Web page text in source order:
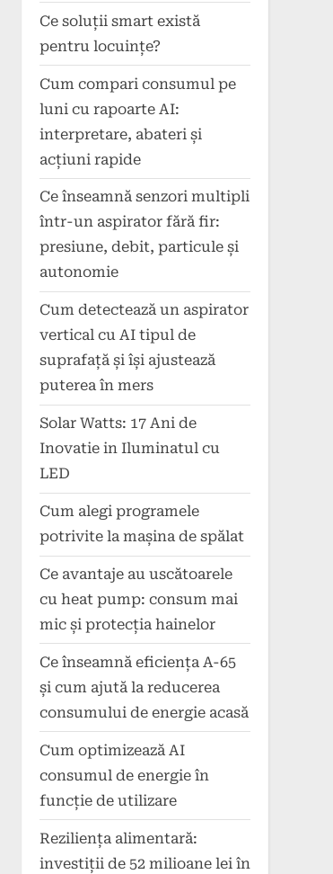
Ce soluții smart există
pentru locuințe?
Cum compari consumul pe
luni cu rapoarte AI:
interpretare, abateri și
acțiuni rapide
Ce înseamnă senzori multipli
într-un aspirator fără fir:
presiune, debit, particule și
autonomie
Cum detectează un aspirator
vertical cu AI tipul de
suprafață și își ajustează
puterea în mers
Solar Watts: 17 Ani de
Inovatie in Iluminatul cu
LED
Cum alegi programele
potrivite la mașina de spălat
Ce avantaje au uscătoarele
cu heat pump: consum mai
mic și protecția hainelor
Ce înseamnă eficiența A-65
și cum ajută la reducerea
consumului de energie acasă
Cum optimizează AI
consumul de energie în
funcție de utilizare
Reziliența alimentară:
investiții de 52 milioane lei în